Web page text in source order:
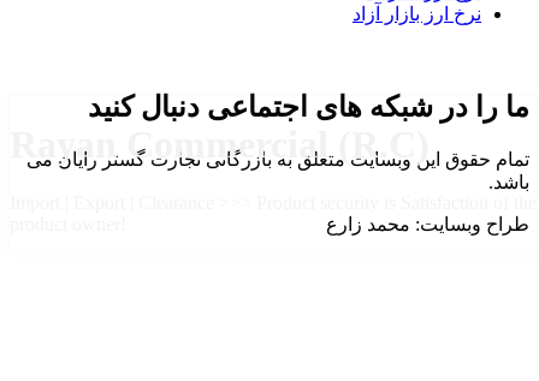
Rayan Commercial (R.C)
نرخ ارز بازار آزاد
ما را در شبکه های اجتماعی دنبال کنید
تمام حقوق این وبسایت متعلق به بازرگانی تجارت گستر رایان می
باشد.
طراح وبسایت: محمد زارع